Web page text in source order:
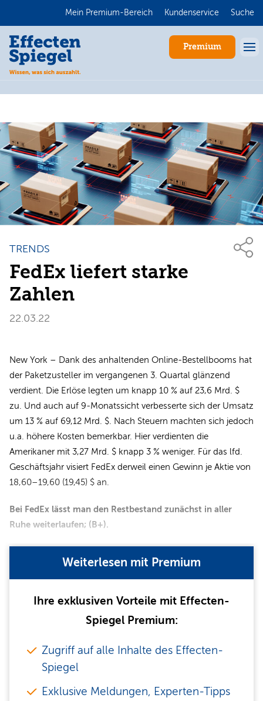
Mein Premium-Bereich Kundenservice Suche
Premium
TRENDS
FedEx liefert starke
Zahlen
22.03.22
New York – Dank des anhaltenden Online-Bestellbooms hat
der Paketzusteller im vergangenen 3. Quartal glänzend
verdient. Die Erlöse legten um knapp 10 % auf 23,6 Mrd. $
zu. Und auch auf 9-Monatssicht verbesserte sich der Umsatz
um 13 % auf 69,12 Mrd. $. Nach Steuern machten sich jedoch
u.a. höhere Kosten bemerkbar. Hier verdienten die
Amerikaner mit 3,27 Mrd. $ knapp 3 % weniger. Für das lfd.
Geschäftsjahr visiert FedEx derweil einen Gewinn je Aktie von
18,60–19,60 (19,45) $ an.
Bei FedEx lässt man den Restbestand zunächst in aller
Ruhe weiterlaufen; (B+).
Weiterlesen mit Premium
Ihre exklusiven Vorteile mit Effecten-
Spiegel Premium:
Zugriff auf alle Inhalte des Effecten-
Spiegel
Exklusive Meldungen, Experten-Tipps
Anmelden